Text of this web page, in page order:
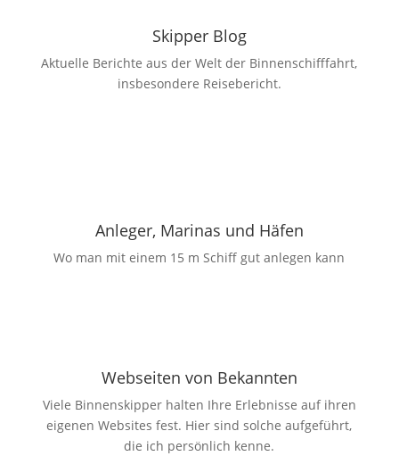
Skipper Blog
Aktuelle Berichte aus der Welt der Binnenschifffahrt,
insbesondere Reisebericht.
Anleger, Marinas und Häfen
Wo man mit einem 15 m Schiff gut anlegen kann
Webseiten von Bekannten
Viele Binnenskipper halten Ihre Erlebnisse auf ihren
eigenen Websites fest. Hier sind solche aufgeführt,
die ich persönlich kenne.